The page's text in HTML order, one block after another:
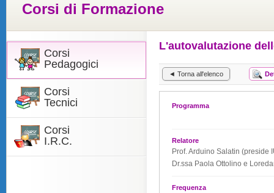
Corsi di Formazione
Corsi
Pedagogici
Corsi
Tecnici
Corsi
I.R.C.
L'autovalutazione
◄ Torna all'elenco
Programma
Relatore
Prof. Arduino Salatin
Dr.ssa Paola Ottolino e
Frequenza